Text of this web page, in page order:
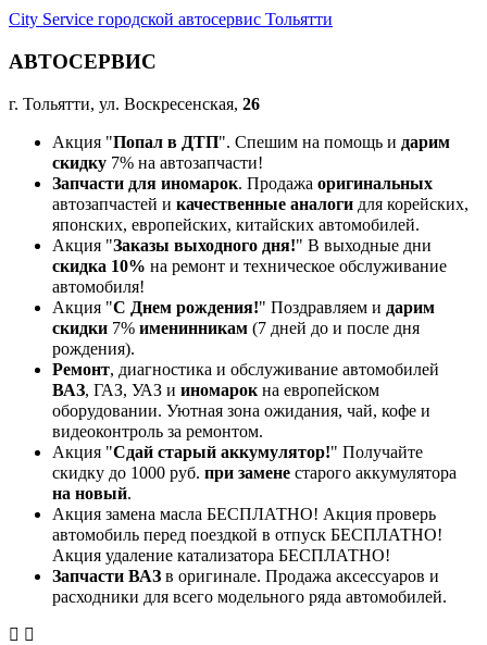
City Service городской автосервис Тольятти
АВТОСЕРВИС
г. Тольятти, ул. Воскресенская, 26
Акция "Попал в ДТП". Спешим на помощь и дарим
скидку 7% на автозапчасти!
Запчасти для иномарок. Продажа оригинальных
автозапчастей и качественные аналоги для корейских,
японских, европейских, китайских автомобилей.
Акция "Заказы выходного дня!" В выходные дни
скидка 10% на ремонт и техническое обслуживание
автомобиля!
Акция "С Днем рождения!" Поздравляем и дарим
скидки 7% именинникам (7 дней до и после дня
рождения).
Ремонт, диагностика и обслуживание автомобилей
ВАЗ, ГАЗ, УАЗ и иномарокна европейском
оборудовании. Уютная зона ожидания, чай, кофе и
видеоконтроль за ремонтом.
Акция "Сдай старый аккумулятор!" Получайте
скидку до 1000 руб. при замене старого аккумулятора
на новый.
Акция замена масла БЕСПЛАТНО! Акция проверь
автомобиль перед поездкой в отпуск БЕСПЛАТНО!
Акция удаление катализатора БЕСПЛАТНО!
Запчасти ВАЗ в оригинале. Продажа аксессуаров и
расходники для всего модельного ряда автомобилей.